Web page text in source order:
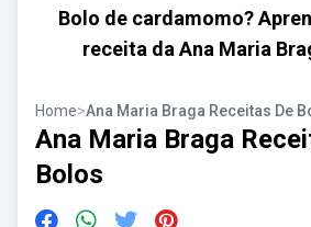
Bolo de cardamomo?
receita da Ana Maria
Home>Ana Maria Braga Receitas De
Ana Maria Braga
Bolos